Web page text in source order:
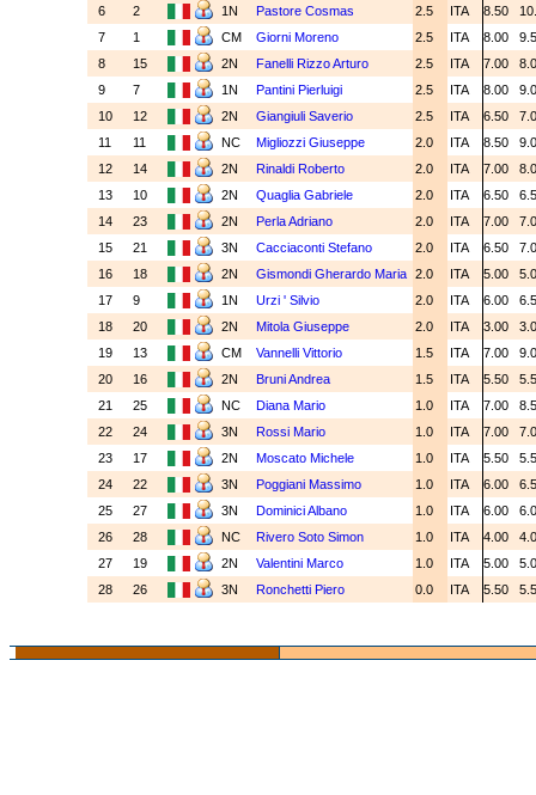
6
2 1N Pastore Cosmas 2.5 ITA 8.50
7
1 CM Giorni Moreno 2.5 ITA 8.00
8
15 2N Fanelli Rizzo Arturo 2.5 ITA 7.00
9
7 1N Pantini Pierluigi 2.5 ITA 8.00
10
12 2N Giangiuli Saverio 2.5 ITA 6.50
11
11 NC Migliozzi Giuseppe 2.0 ITA 8.50
12
14 2N Rinaldi Roberto 2.0 ITA 7.00
13
10 2N Quaglia Gabriele 2.0 ITA 6.50
14
23 2N Perla Adriano 2.0 ITA 7.00
15
21 3N Cacciaconti Stefano 2.0 ITA 6.50
16
18 2N Gismondi Gherardo Maria 2.0 ITA 5.00
17
9 1N Urzi ' Silvio 2.0 ITA 6.00
18
20 2N Mitola Giuseppe 2.0 ITA 3.00
19
13 CM Vannelli Vittorio 1.5 ITA 7.00
20
16 2N Bruni Andrea 1.5 ITA 5.50
21
25 NC Diana Mario 1.0 ITA 7.00
22
24 3N Rossi Mario 1.0 ITA 7.00
23
17 2N Moscato Michele 1.0 ITA 5.50
24
22 3N Poggiani Massimo 1.0 ITA 6.00
25
27 3N Dominici Albano 1.0 ITA 6.00
26
28 NC Rivero Soto Simon 1.0 ITA 4.00
27
19 2N Valentini Marco 1.0 ITA 5.00
28
26 3N Ronchetti Piero 0.0 ITA 5.50